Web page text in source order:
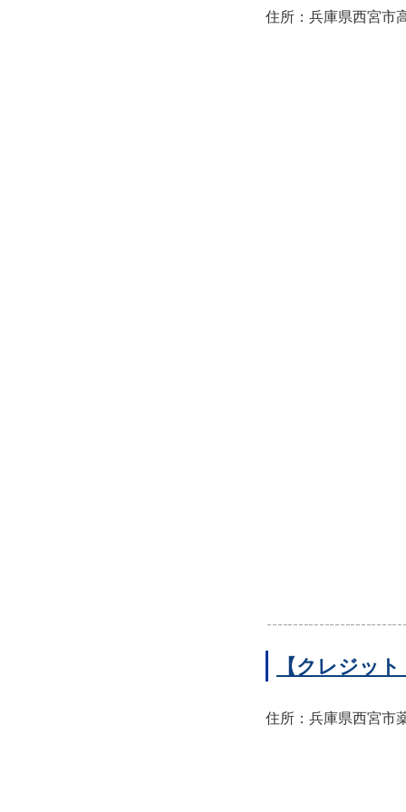
住所：兵庫県西宮市
【クレジッ
住所：兵庫県西宮市